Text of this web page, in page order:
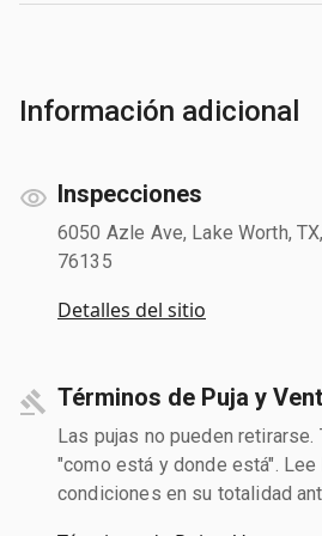
Información adicional
Inspecciones
6050 Azle Ave, Lake Worth,
76135
Detalles del sitio
Términos de Puja y
Las pujas no pueden retirarse.
"como está y donde está".
condiciones en su totalidad